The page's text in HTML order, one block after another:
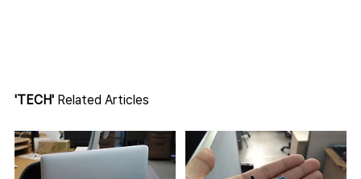
'TECH' Related Articles